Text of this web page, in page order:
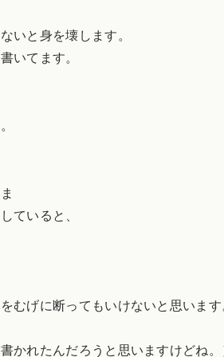
いと身を壊します。
いてます。
ていると、
むげに断ってもいけないと思います
かれたんだろうと思いますけどね。